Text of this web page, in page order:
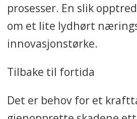
prosesser. En slik
om et lite lydhørt
innovasjonstørke.
Tilbake til fortida
Det er behov for et